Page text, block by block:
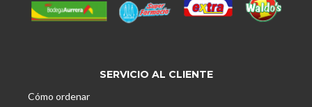
SERVICIO AL CLIENTE
Cómo ordenar